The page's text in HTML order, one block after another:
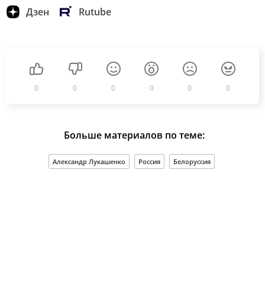
Дзен Rutube
0 0 0 0 0 0
Больше материалов по теме:
Александр Лукашенко Россия Белоруссия